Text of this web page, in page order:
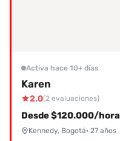
Activa hace 10+ días
Karen
2.0(2 evaluaciones)
Desde $120.000/hora
Kennedy, Bogotá· 27 años